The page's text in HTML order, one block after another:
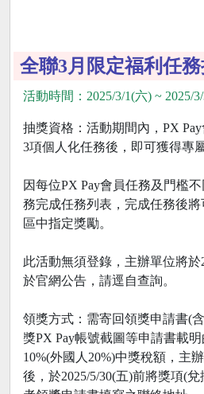
全聯3月限定福利任
活動時間：2025/3/1(六) ~ 2025/
抽獎資格：活動期間內，PX
3項個人化任務後，即可獲得專
因每位PX Pay會員任務及門檻
務完成任務列表，完成任務後
區中指定獎勵。
此活動無須登錄，主辦單位將於
於官網公告，請逕自查詢。
領獎方式：需寄回領獎申請書(
獎PX Pay帳號截圖等申請書載
10%(外國人20%)中獎稅額，主
後，於2025/5/30(五)前將獎項(